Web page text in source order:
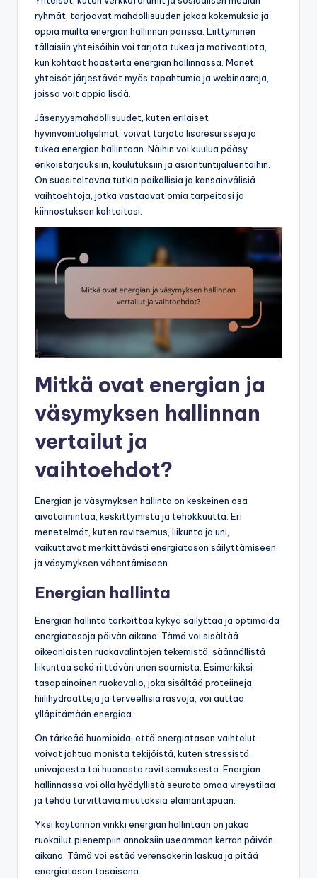
ryhmät, tarjoavat mahdollisuuden jakaa kokemuksia ja
oppia muilta energian hallinnan parissa. Liittyminen
tällaisiin yhteisöihin voi tarjota tukea ja motivaatiota,
kun kohtaat haasteita energian hallinnassa. Monet
yhteisöt järjestävät myös tapahtumia ja webinaareja,
joissa voit oppia lisää.
Jäsenyysmahdollisuudet, kuten erilaiset
hyvinvointiohjelmat, voivat tarjota lisäresursseja ja
tukea energian hallintaan. Näihin voi kuulua pääsy
erikoistarjouksiin, koulutuksiin ja asiantuntijaluentoihin.
On suositeltavaa tutkia paikallisia ja kansainvälisiä
vaihtoehtoja, jotka vastaavat omia tarpeitasi ja
kiinnostuksen kohteitasi.
Mitkä ovat energian ja
väsymyksen hallinnan
vertailut ja
vaihtoehdot?
Energian ja väsymyksen hallinta on keskeinen osa
aivotoimintaa, keskittymistä ja tehokkuutta. Eri
menetelmät, kuten ravitsemus, liikunta ja uni,
vaikuttavat merkittävästi energiatason säilyttämiseen
ja väsymyksen vähentämiseen.
Energian hallinta
Energian hallinta tarkoittaa kykyä säilyttää ja optimoida
energiatasoja päivän aikana. Tämä voi sisältää
oikeanlaisten ruokavalintojen tekemistä, säännöllistä
liikuntaa sekä riittävän unen saamista. Esimerkiksi
tasapainoinen ruokavalio, joka sisältää proteiineja,
hiilihydraatteja ja terveellisiä rasvoja, voi auttaa
ylläpitämään energiaa.
On tärkeää huomioida, että energiatason vaihtelut
voivat johtua monista tekijöistä, kuten stressistä,
univajeesta tai huonosta ravitsemuksesta. Energian
hallinnassa voi olla hyödyllistä seurata omaa vireystilaa
ja tehdä tarvittavia muutoksia elämäntapaan.
Yksi käytännön vinkki energian hallintaan on jakaa
ruokailut pienempiin annoksiin useamman kerran päivän
aikana. Tämä voi estää verensokerin laskua ja pitää
energiatason tasaisena.